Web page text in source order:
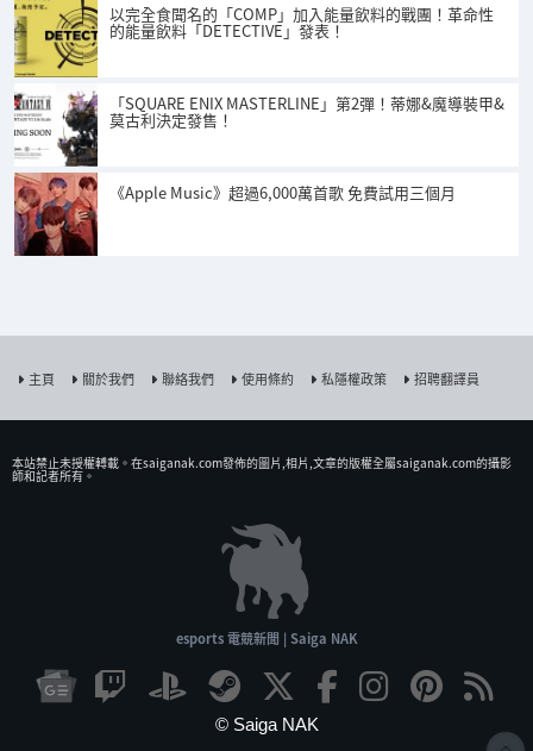
以完全食聞名的「COMP」加入能量飲料的戰團！革命性
的能量飲料「DETECTIVE」發表！
「SQUARE ENIX MASTERLINE」第2彈！蒂娜&魔導裝甲&
莫古利決定發售！
《Apple Music》超過6,000萬首歌 免費試用三個月
主頁 關於我們 聯絡我們 使用條約 私隱權政策 招聘翻譯員
本站禁止未授權𨍭載。在saiganak.com發佈的圖片,相片,文章的版權全屬saiganak.com的攝影
師和記者所有。
esports 電競新聞 | Saiga NAK
© Saiga NAK